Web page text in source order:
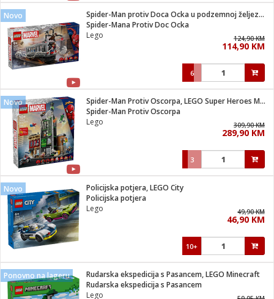
Vitrine
Sušilica
/ Zdravlje
za kosu
brijanje
tuš
Novo
Spider-Man protiv Doca Ocka u podzemnoj željeznici
Spider-Mana Protiv Doc Ocka
Lego
124,90 KM
114,90 KM
6
Novo
Spider-Man Protiv Oscorpa, LEGO Super Heroes Marvel
Spider-Man Protiv Oscorpa
Lego
309,90 KM
289,90 KM
3
Novo
Policijska potjera, LEGO City
Policijska potjera
Lego
49,90 KM
46,90 KM
10+
Ponovno na lageru
Rudarska ekspedicija s Pasancem, LEGO Minecraft
Rudarska ekspedicija s Pasancem
Lego